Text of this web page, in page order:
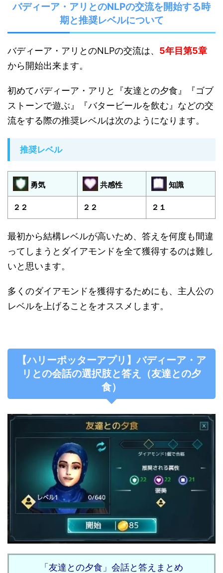
バディーア・アリとのNLPの交流を開始する時
期と推奨レベルについて
バディーア・アリとのNLPの交流は、 5年目第5章
から開始出来ます。
初めてバディーア・アリと『友達との夕食』『ゴブ
ストーンで遊ぶ』『バタービールを飲む』などの交
流をする際の推奨レベルは次のようになります。
推奨レベル
勇気 共感性 知識
２２ ２２ ２１
最初から結構レベルが高いため、答えを何度も間違
ってしまうとダイアモンドを全て獲得するのは難し
いと思います。
多くのダイアモンドを獲得するためにも、主人公の
レベルを上げることをオススメします。
【ハリーポッターアプリ】バディーア・ア
リとの会話の選択肢と答え（友達との夕
食）
「友達との夕食」会話と答えまとめ